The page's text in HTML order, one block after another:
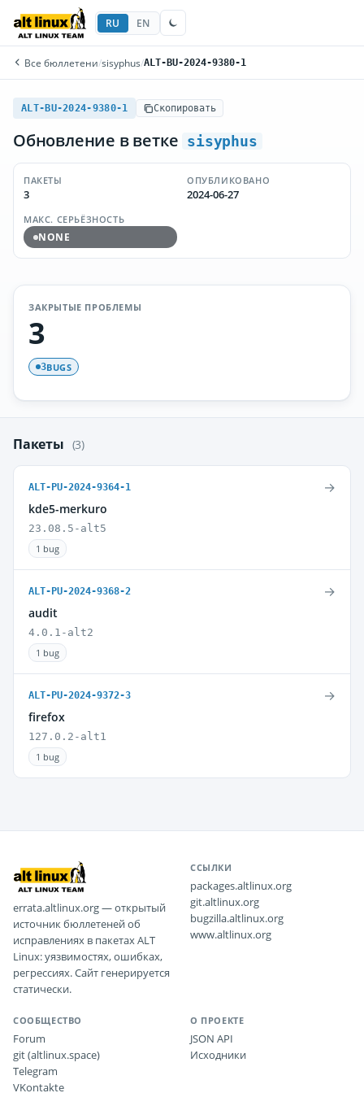
RU EN
Все бюллетени/sisyphus/ALT-BU-2024-9380-1
ALT-BU-2024-9380-1 Скопировать
Обновление в ветке sisyphus
ПАКЕТЫ
3
ОПУБЛИКОВАНО
2024-06-27
МАКС. СЕРЬЁЗНОСТЬ
NONE
ЗАКРЫТЫЕ ПРОБЛЕМЫ
3
3BUGS
Пакеты (3)
ALT-PU-2024-9364-1
kde5-merkuro
23.08.5-alt5
1 bug
→
ALT-PU-2024-9368-2
audit
4.0.1-alt2
1 bug
→
ALT-PU-2024-9372-3
firefox
127.0.2-alt1
1 bug
→
errata.altlinux.org — открытый
источник бюллетеней об
исправлениях в пакетах ALT
Linux: уязвимостях, ошибках,
регрессиях. Сайт генерируется
статически.
ССЫЛКИ
packages.altlinux.org
git.altlinux.org
bugzilla.altlinux.org
www.altlinux.org
СООБЩЕСТВО
Forum
git (altlinux.space)
Telegram
VKontakte
О ПРОЕКТЕ
JSON API
Исходники